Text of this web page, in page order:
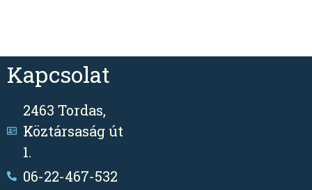
Kapcsolat
2463 Tordas,
Köztársaság út
1.
06-22-467-532